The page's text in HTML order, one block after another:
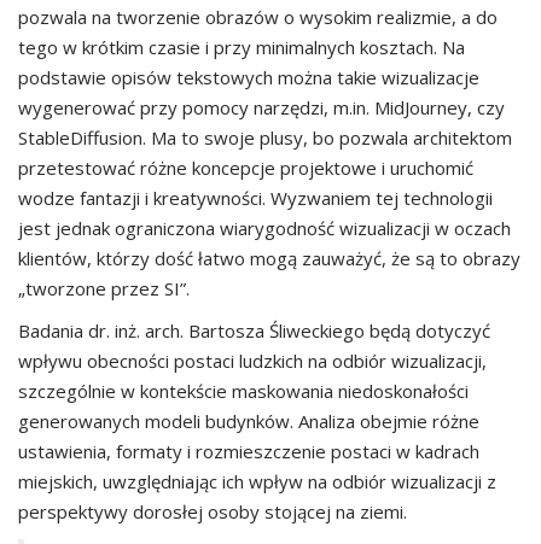
pozwala na tworzenie obrazów o wysokim realizmie, a do
tego w krótkim czasie i przy minimalnych kosztach. Na
podstawie opisów tekstowych można takie wizualizacje
wygenerować przy pomocy narzędzi, m.in. MidJourney, czy
StableDiffusion. Ma to swoje plusy, bo pozwala architektom
przetestować różne koncepcje projektowe i uruchomić
wodze fantazji i kreatywności. Wyzwaniem tej technologii
jest jednak ograniczona wiarygodność wizualizacji w oczach
klientów, którzy dość łatwo mogą zauważyć, że są to obrazy
„tworzone przez SI”.
Badania dr. inż. arch. Bartosza Śliweckiego będą dotyczyć
wpływu obecności postaci ludzkich na odbiór wizualizacji,
szczególnie w kontekście maskowania niedoskonałości
generowanych modeli budynków. Analiza obejmie różne
ustawienia, formaty i rozmieszczenie postaci w kadrach
miejskich, uwzględniając ich wpływ na odbiór wizualizacji z
perspektywy dorosłej osoby stojącej na ziemi.